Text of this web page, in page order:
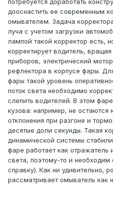
потребуется доработать
дооснастить ее современным
омывателем. Задача
луча с учетом загрузки
лампой такой корректор есть,
корректирует водитель,
приборов, электрический
рефлектора в корпусе фары.
фары такой уровень
поток света необходимо
слепить водителей. В этом
кузова: например, не остаются
отклонения при разгоне и
десятые доли секунды. Такая
динамической системы
фаре работает как отражатель
света, поэтому-то и
справку). Как ни удивительно,
рассматривает омыватель как